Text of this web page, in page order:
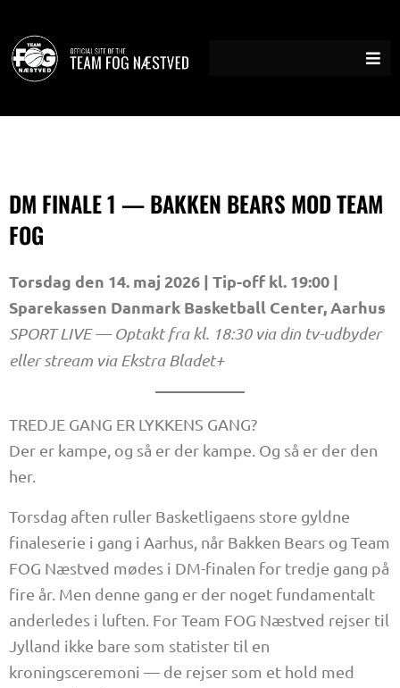
indholdet
DM FINALE 1 — BAKKEN BEARS MOD TEAM
FOG
Torsdag den 14. maj 2026 | Tip-off kl. 19:00 |
Sparekassen Danmark Basketball Center, Aarhus
SPORT LIVE — Optakt fra kl. 18:30 via din tv-udbyder
eller stream via Ekstra Bladet+
TREDJE GANG ER LYKKENS GANG?
Der er kampe, og så er der kampe. Og så er der den
her.
Torsdag aften ruller Basketligaens store gyldne
finaleserie i gang i Aarhus, når Bakken Bears og Team
FOG Næstved mødes i DM-finalen for tredje gang på
fire år. Men denne gang er der noget fundamentalt
anderledes i luften. For Team FOG Næstved rejser til
Jylland ikke bare som statister til en
kroningsceremoni — de rejser som et hold med